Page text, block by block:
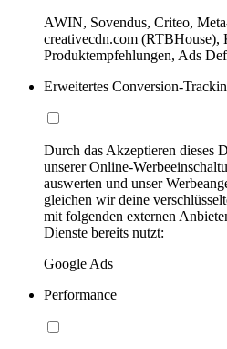
AWIN, Sovendus, Criteo,
creativecdn.com (RTBHouse),
Produktempfehlungen, Ads
Erweitertes Conversion-
Durch das Akzeptieren dieses
unserer Online-
auswerten und unser
gleichen wir deine
mit folgenden externen
Dienste bereits nutzt:
Google Ads
Performance